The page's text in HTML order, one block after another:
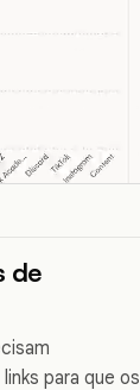
de
para que os